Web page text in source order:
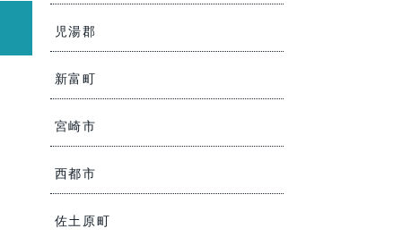
児湯郡
新富町
宮崎市
西都市
佐土原町